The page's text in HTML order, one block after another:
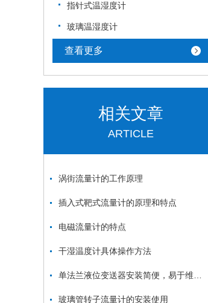
指针式温湿度计
玻璃温湿度计
查看更多
相关文章
ARTICLE
涡街流量计的工作原理
插入式靶式流量计的原理和特点
电磁流量计的特点
干湿温度计具体操作方法
玻璃管转子流量计的安装使用